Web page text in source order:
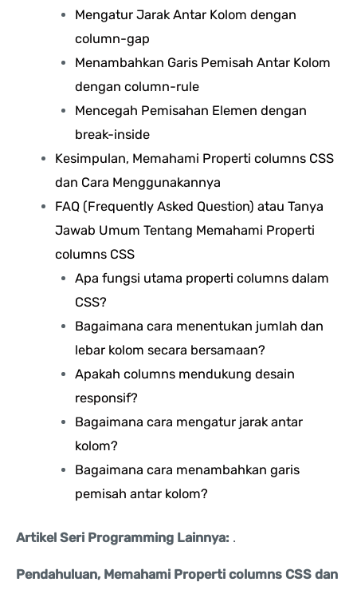
Mengatur Jarak Antar Kolom dengan
column-gap
Menambahkan Garis Pemisah Antar Kolom
dengan column-rule
Mencegah Pemisahan Elemen dengan
break-inside
Kesimpulan, Memahami Properti columns CSS
dan Cara Menggunakannya
FAQ (Frequently Asked Question) atau Tanya
Jawab Umum Tentang Memahami Properti
columns CSS
Apa fungsi utama properti columns dalam
CSS?
Bagaimana cara menentukan jumlah dan
lebar kolom secara bersamaan?
Apakah columns mendukung desain
responsif?
Bagaimana cara mengatur jarak antar
kolom?
Bagaimana cara menambahkan garis
pemisah antar kolom?
Artikel Seri Programming Lainnya: .
Pendahuluan, Memahami Properti columns CSS dan